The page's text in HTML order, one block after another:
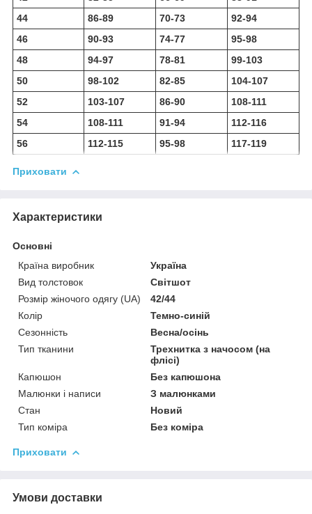
44
86-89 70-73
92-94
46
90-93 74-77
95-98
48
94-97 78-81
99-103
50
98-102 82-85
104-107
52
103-107 86-90
108-111
54
108-111 91-94
112-116
56
112-115 95-98 117-119
Приховати
Характеристики
Основні
Країна виробник
Україна
Вид толстовок
Світшот
Розмір жіночого одягу (UA)
42/44
Колір
Темно-синій
Сезонність
Весна/осінь
Тип тканини
Трехнитка з начосом (на
флісі)
Капюшон
Без капюшона
Малюнки і написи
З малюнками
Стан
Новий
Тип коміра
Без коміра
Приховати
Умови доставки